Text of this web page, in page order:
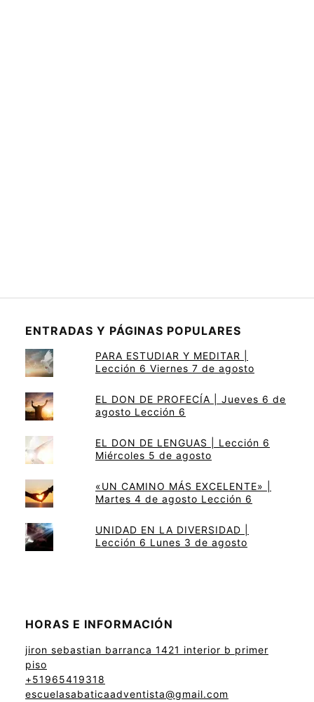
ENTRADAS Y PÁGINAS POPULARES
PARA ESTUDIAR Y MEDITAR |
Lección 6 Viernes 7 de agosto
EL DON DE PROFECÍA | Jueves 6 de
agosto Lección 6
EL DON DE LENGUAS | Lección 6
Miércoles 5 de agosto
«UN CAMINO MÁS EXCELENTE» |
Martes 4 de agosto Lección 6
UNIDAD EN LA DIVERSIDAD |
Lección 6 Lunes 3 de agosto
HORAS E INFORMACIÓN
jiron sebastian barranca 1421 interior b primer
piso
+51965419318
escuelasabaticaadventista@gmail.com